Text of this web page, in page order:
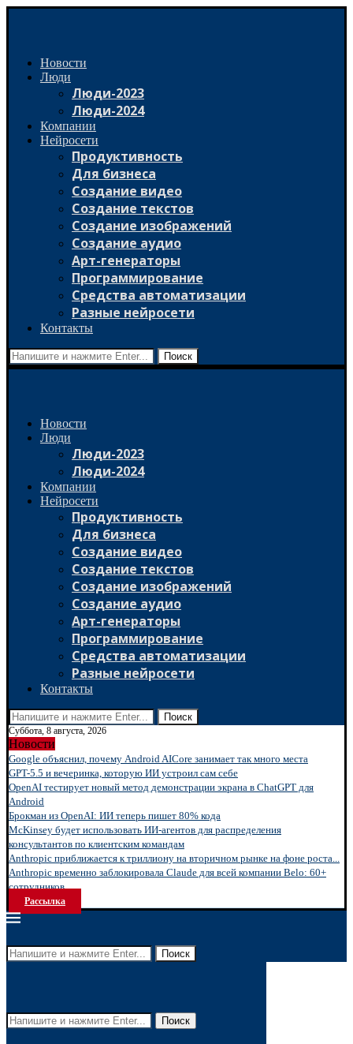
Новости
Люди
Люди-2023
Люди-2024
Компании
Нейросети
Продуктивность
Для бизнеса
Создание видео
Создание текстов
Создание изображений
Создание аудио
Арт-генераторы
Программирование
Средства автоматизации
Разные нейросети
Контакты
Поиск
Новости
Люди
Люди-2023
Люди-2024
Компании
Нейросети
Продуктивность
Для бизнеса
Создание видео
Создание текстов
Создание изображений
Создание аудио
Арт-генераторы
Программирование
Средства автоматизации
Разные нейросети
Контакты
Поиск
Суббота, 8 августа, 2026
Новости
Google объяснил, почему Android AICore занимает так много места
GPT-5.5 и вечеринка, которую ИИ устроил сам себе
OpenAI тестирует новый метод демонстрации экрана в ChatGPT для
Android
Брокман из OpenAI: ИИ теперь пишет 80% кода
McKinsey будет использовать ИИ-агентов для распределения
консультантов по клиентским командам
Anthropic приближается к триллиону на вторичном рынке на фоне роста...
Anthropic временно заблокировала Claude для всей компании Belo: 60+
сотрудников...
Рассылка
Поиск
Поиск